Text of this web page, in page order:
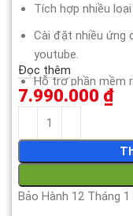
Tích hợp nhiều
Cài đặt nhiều ứng
youtube.
Hỗ trợ phần mềm
Đèn LED thay đổi
Đọc thêm
7.990.000 ₫
Bảo Hành 12 Tháng 1